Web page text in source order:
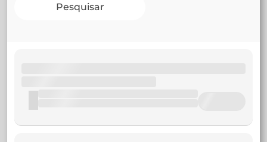
Pesquisar